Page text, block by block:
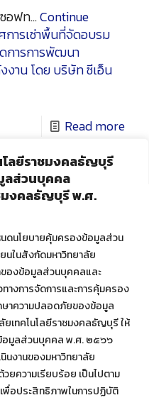
โลยีราชมงคลธัญบุรี
ลส่วนบุคคล
มงคลธัญบุรี พ.ศ.
นดนโยบายคุ้มครองข้อมูลส่วน
นในสังกัดมหาวิทยาลัย
ของข้อมูลส่วนบุคคลและ
างการจัดการและการคุ้มครอง
าความปลอดภัยของข้อมูล
ยเทคโนโลยีราชมงคลธัญบุรี ให้
อมูลส่วนบุคคล พ.ศ. ๒๕๖๖
นินงานของมหาวิทยาลัย
ยความเรียบร้อย เป็นไปตาม
พื่อประสิทธิภาพในการปฏิบัติ
อฟท…Continue
ารเช่าพื้นที่จัดอบรม
ดการการพัฒนา
าน โดย บริษัท ซีเอ็น
Read more
ยีสารสนเทศ
งคลธัญบุรี
ภอคลองหลวง จังหวัด
วส.
ว็บไซต์